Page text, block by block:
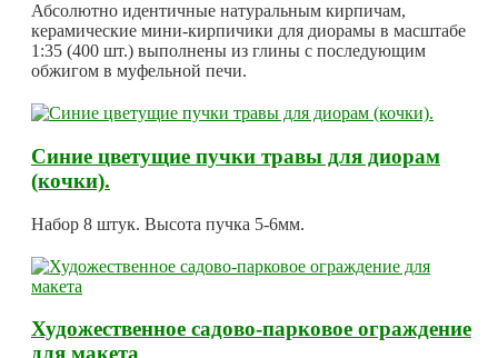
Абсолютно идентичные натуральным кирпичам,
керамические мини-кирпичики для диорамы в масштабе
1:35 (400 шт.) выполнены из глины с последующим
обжигом в муфельной печи.
Синие цветущие пучки травы для диорам
(кочки).
Набор 8 штук. Высота пучка 5-6мм.
Художественное садово-парковое ограждение
для макета